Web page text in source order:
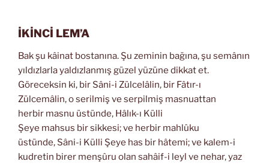
İKİNCİ LEM’A
Bak şu kâinat bostanına. Şu zeminin bağına, şu semânın
yıldızlarla yaldızlanmış güzel yüzüne dikkat et.
Göreceksin ki, bir Sâni-i Zülcelâlin, bir Fâtır-ı
Zülcemâlin, o serilmiş ve serpilmiş masnuattan
herbir masnu üstünde, Hâlık-ı Külli
Şeye mahsus bir sikkesi; ve herbir mahlûku
üstünde, Sâni-i Külli Şeye has bir hâtemi; ve kalem-i
kudretin birer menşûru olan sahâif-i leyl ve nehar, yaz